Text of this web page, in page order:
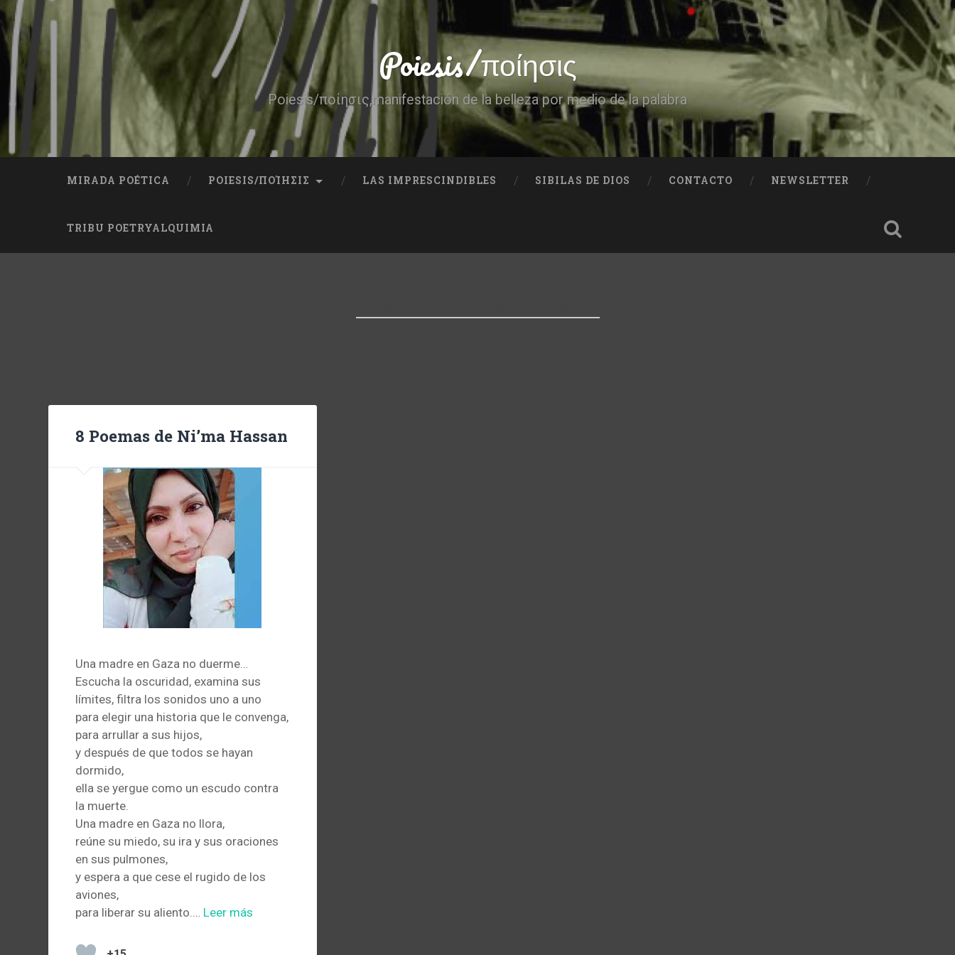
Skip
to
content
Search
Poiesis/ποίησις
Poiesis/ποίησις,manifestación de la belleza por medio de la palabra
MIRADA POÉTICA POIESIS/ΠΟΊΗΣΙΣ LAS IMPRESCINDIBLES SIBILAS DE DIOS CONTACTO NEWSLETTER
TRIBU POETRYALQUIMIA
8 Poemas de Ni’ma Hassan
Una madre en Gaza no duerme…
Escucha la oscuridad, examina sus
límites, filtra los sonidos uno a uno
para elegir una historia que le convenga,
para arrullar a sus hijos,
y después de que todos se hayan
dormido,
ella se yergue como un escudo contra
la muerte.
Una madre en Gaza no llora,
reúne su miedo, su ira y sus oraciones
en sus pulmones,
y espera a que cese el rugido de los
aviones,
para liberar su aliento.… Leer más